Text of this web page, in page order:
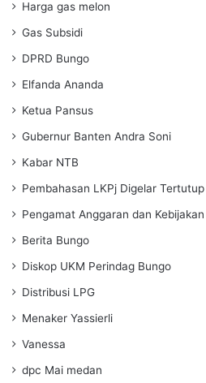
Harga gas melon
Gas Subsidi
DPRD Bungo
Elfanda Ananda
Ketua Pansus
Gubernur Banten Andra Soni
Kabar NTB
Pembahasan LKPj Digelar Tertutup
Pengamat Anggaran dan Kebijakan
Berita Bungo
Diskop UKM Perindag Bungo
Distribusi LPG
Menaker Yassierli
Vanessa
dpc Mai medan